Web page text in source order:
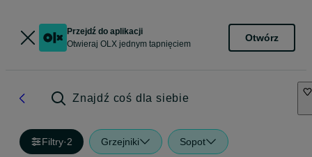
Przejdź do aplikacji
Otwieraj OLX jednym tapnięciem
Otwórz
Znajdź coś dla siebie
Filtry·2 Grzejniki Sopot